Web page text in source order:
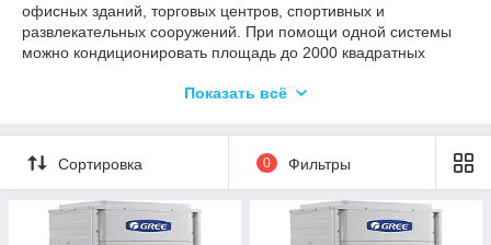
офисных зданий, торговых центров, спортивных и
развлекательных сооружений. При помощи одной системы
можно кондиционировать площадь до 2000 квадратных
несколько систем GREE GMV V.
Показать всё
Сортировка 0 Фильтры